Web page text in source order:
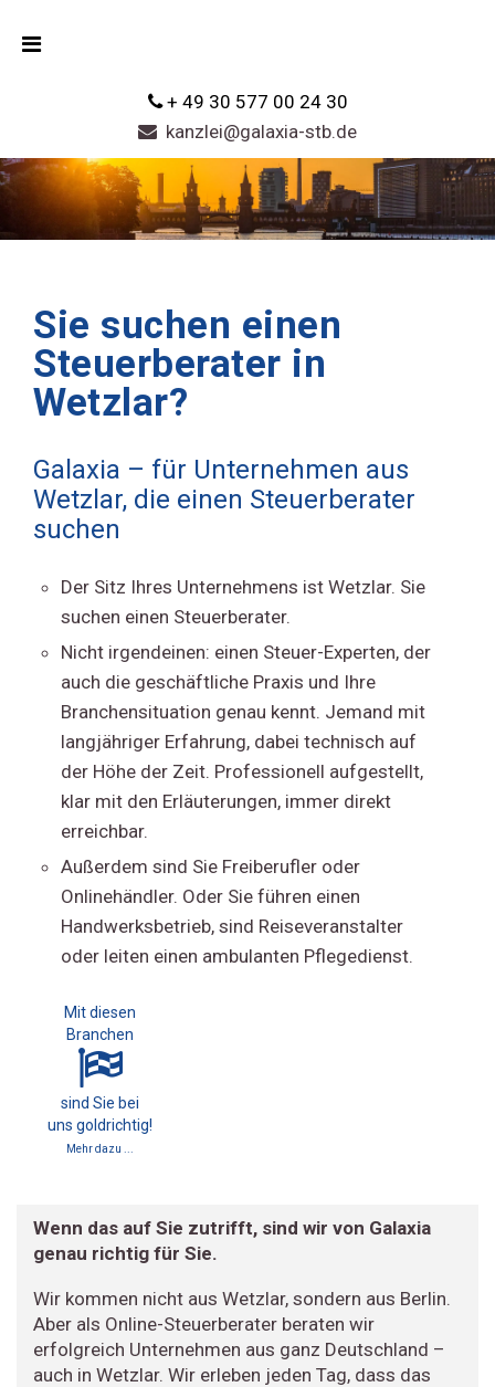
+ 49 30 577 00 24 30
kanzlei@galaxia-stb.de
Sie suchen einen
Steuerberater in
Wetzlar?
Galaxia – für Unternehmen aus
Wetzlar, die einen Steuerberater
suchen
Der Sitz Ihres Unternehmens ist Wetzlar. Sie
suchen einen Steuerberater.
Nicht irgendeinen: einen Steuer-Experten, der
auch die geschäftliche Praxis und Ihre
Branchensituation genau kennt. Jemand mit
langjähriger Erfahrung, dabei technisch auf
der Höhe der Zeit. Professionell aufgestellt,
klar mit den Erläuterungen, immer direkt
erreichbar.
Außerdem sind Sie Freiberufler oder
Onlinehändler. Oder Sie führen einen
Handwerksbetrieb, sind Reiseveranstalter
oder leiten einen ambulanten Pflegedienst.
Mit diesen
Branchen
sind Sie bei
uns goldrichtig!
Mehr dazu ...
Wenn das auf Sie zutrifft, sind wir von Galaxia
genau richtig für Sie.
Wir kommen nicht aus Wetzlar, sondern aus Berlin.
Aber als Online-Steuerberater beraten wir
erfolgreich Unternehmen aus ganz Deutschland –
auch in Wetzlar. Wir erleben jeden Tag, dass das